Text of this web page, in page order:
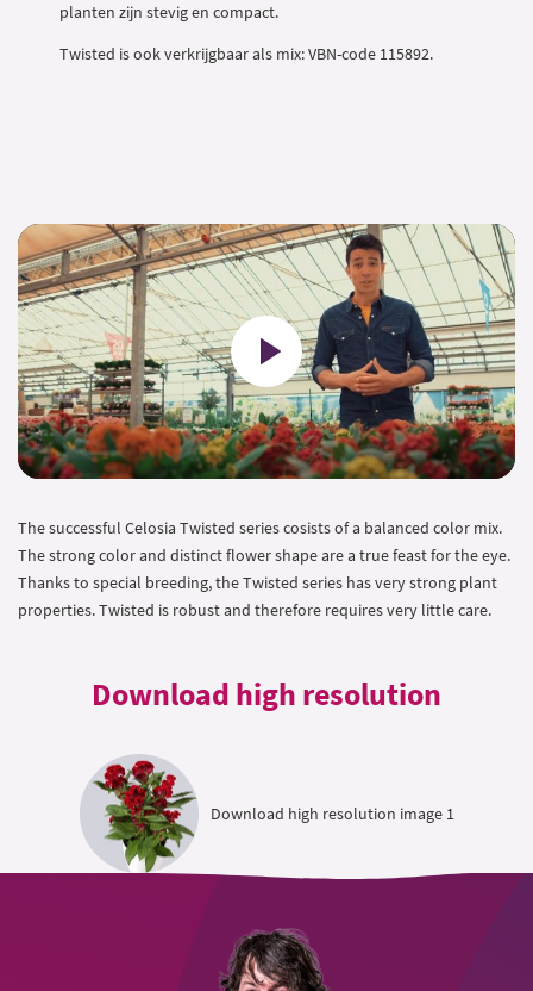
planten zijn stevig en compact.
Twisted is ook verkrijgbaar als mix: VBN-code 115892.
Play
The successful Celosia Twisted series cosists of a balanced color mix.
The strong color and distinct flower shape are a true feast for the eye.
Thanks to special breeding, the Twisted series has very strong plant
properties. Twisted is robust and therefore requires very little care.
Download high resolution
Download high resolution image 1